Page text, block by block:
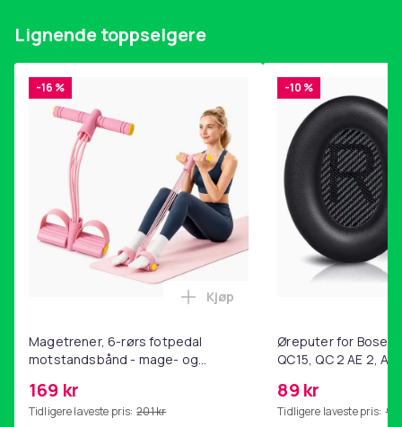
1 x pannebånd
Farge
White
Vekt, gram
Artikkel nr.
2fc36049-4291-4d89-869f-c525c692ffae
Produktsikkerhetsinformasjon
Lignende toppselgere
-16 %
Magetrener, 6-rørs fotpedal
motstandsbånd - mage- og
hjemmegymnastikk Pink
169 kr
Tidligere laveste pris: 201 kr
Legg Magetrener, 6-rørs
Kjøp
-10 %
Øreputer for Bose
QC15, QC 2 AE 2, AE
89 kr
Tidligere laveste pris: 99